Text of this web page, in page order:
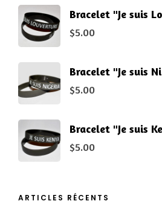
Bracelet "Je suis
$5.00
Bracelet "Je suis
$5.00
Bracelet "Je suis
$5.00
ARTICLES RÉCENTS